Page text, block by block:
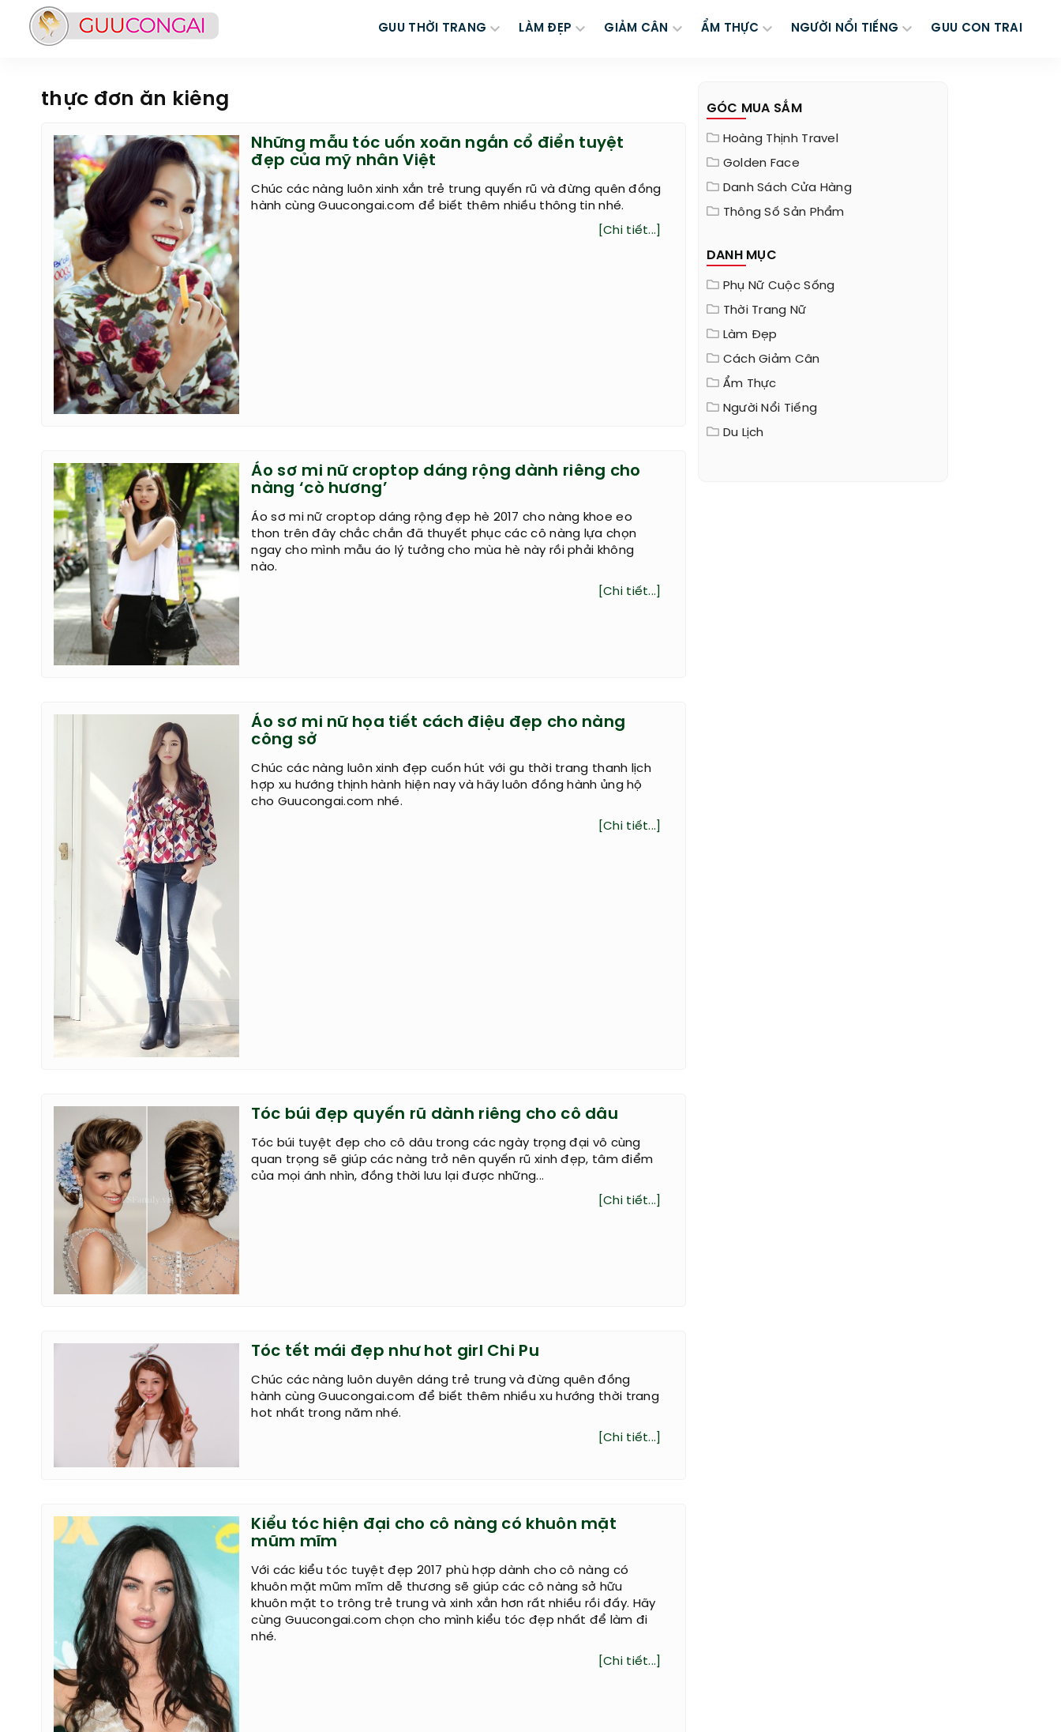
GUU THỜI TRANG LÀM ĐẸP GIẢM CÂN ẨM THỰC NGƯỜI NỔI TIẾNG GUU CON TRAI
thực đơn ăn kiêng
Những mẫu tóc uốn xoăn ngắn cổ điển tuyệt
đẹp của mỹ nhân Việt
Chúc các nàng luôn xinh xắn trẻ trung quyến rũ và đừng quên đồng
hành cùng Guucongai.com để biết thêm nhiều thông tin nhé.
[Chi tiết...]
Áo sơ mi nữ croptop dáng rộng dành riêng cho
nàng ‘cò hương’
Áo sơ mi nữ croptop dáng rộng đẹp hè 2017 cho nàng khoe eo
thon trên đây chắc chắn đã thuyết phục các cô nàng lựa chọn
ngay cho mình mẫu áo lý tưởng cho mùa hè này rồi phải không
nào.
[Chi tiết...]
Áo sơ mi nữ họa tiết cách điệu đẹp cho nàng
công sở
Chúc các nàng luôn xinh đẹp cuốn hút với gu thời trang thanh lịch
hợp xu hướng thịnh hành hiện nay và hãy luôn đồng hành ủng hộ
cho Guucongai.com nhé.
[Chi tiết...]
Tóc búi đẹp quyến rũ dành riêng cho cô dâu
Tóc búi tuyệt đẹp cho cô dâu trong các ngày trọng đại vô cùng
quan trọng sẽ giúp các nàng trở nên quyến rũ xinh đẹp, tâm điểm
của mọi ánh nhìn, đồng thời lưu lại được những...
[Chi tiết...]
Tóc tết mái đẹp như hot girl Chi Pu
Chúc các nàng luôn duyên dáng trẻ trung và đừng quên đồng
hành cùng Guucongai.com để biết thêm nhiều xu hướng thời trang
hot nhất trong năm nhé.
[Chi tiết...]
Kiểu tóc hiện đại cho cô nàng có khuôn mặt
mũm mĩm
Với các kiểu tóc tuyệt đẹp 2017 phù hợp dành cho cô nàng có
khuôn mặt mũm mĩm dễ thương sẽ giúp các cô nàng sở hữu
khuôn mặt to trông trẻ trung và xinh xắn hơn rất nhiều rồi đấy. Hãy
cùng Guucongai.com chọn cho mình kiểu tóc đẹp nhất để làm đi
nhé.
[Chi tiết...]
GÓC MUA SẮM
Hoàng Thịnh Travel
Golden Face
Danh Sách Cửa Hàng
Thông Số Sản Phẩm
DANH MỤC
Phụ Nữ Cuộc Sống
Thời Trang Nữ
Làm Đẹp
Cách Giảm Cân
Ẩm Thực
Người Nổi Tiếng
Du Lịch